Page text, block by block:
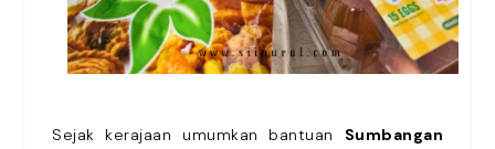
Sejak kerajaan umumkan bantuan Sumbangan